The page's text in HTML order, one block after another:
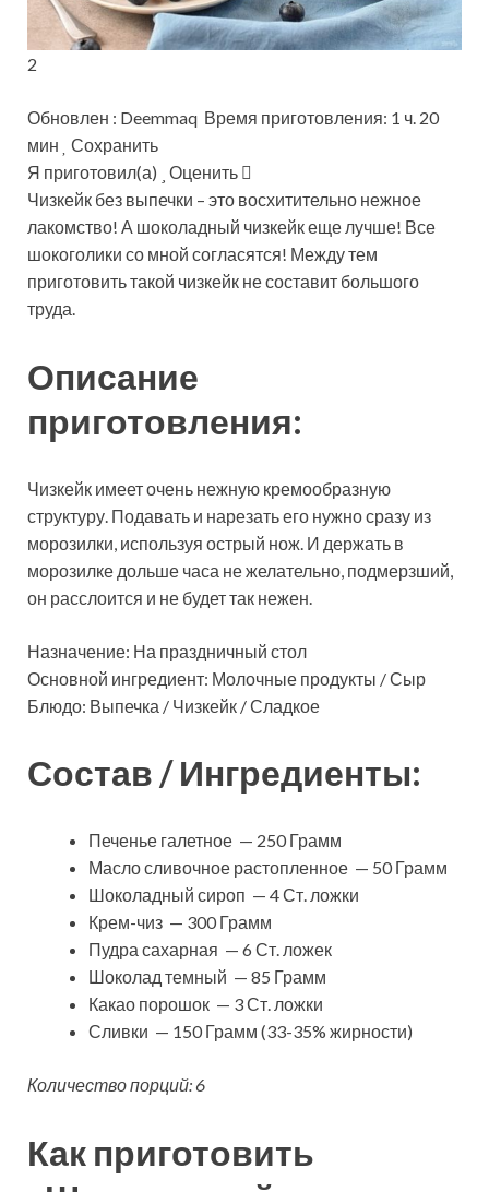
2
Обновлен : Deemmaq Время приготовления: 1 ч. 20
мин
Сохранить
Я приготовил(а)
Оценить
Чизкейк без выпечки – это восхитительно нежное
лакомство! А шоколадный чизкейк еще лучше! Все
шокоголики со мной согласятся! Между тем
приготовить такой чизкейк не составит большого
труда.
Описание
приготовления:
Чизкейк имеет очень нежную кремообразную
структуру. Подавать и нарезать его нужно сразу из
морозилки, используя острый нож. И держать в
морозилке дольше часа не желательно, подмерзший,
он расслоится и не будет так нежен.
Назначение: На праздничный стол
Основной ингредиент: Молочные продукты / Сыр
Блюдо: Выпечка / Чизкейк / Сладкое
Состав / Ингредиенты:
Печенье галетное — 250 Грамм
Масло сливочное растопленное — 50 Грамм
Шоколадный сироп — 4 Ст. ложки
Крем-чиз — 300 Грамм
Пудра сахарная — 6 Ст. ложек
Шоколад темный — 85 Грамм
Какао порошок — 3 Ст. ложки
Сливки — 150 Грамм (33-35% жирности)
Количество порций: 6
Как приготовить